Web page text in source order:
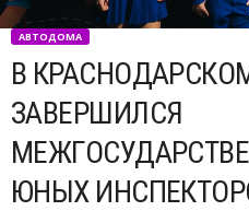
АВТОДОМА
В
ЗАВЕРШИЛСЯ
ЮНЫХ